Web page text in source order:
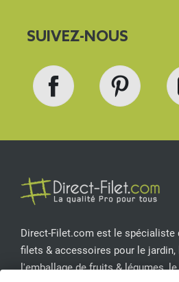
SUIVEZ-NOUS
Direct-Filet.com est le spécialiste
filets & accessoires pour le
l'emballage de fruits & légumes,